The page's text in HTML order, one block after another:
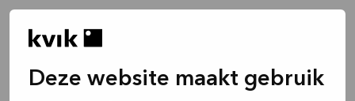
Deze website maakt gebruik